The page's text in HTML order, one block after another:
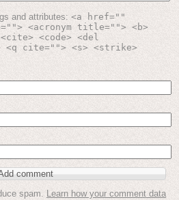
and attributes: <a href=""
<acronym title=""> <b>
<code> <del
<q cite=""> <s> <strike>
spam. Learn how your comment data